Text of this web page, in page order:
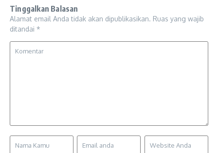
Tinggalkan Balasan
Alamat email Anda tidak akan dipublikasikan. Ruas yang wajib
ditandai *